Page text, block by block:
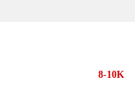
8-10K